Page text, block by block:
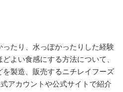
たり、水っぽかったりした経験
よい食感にする方法について、
製造、販売するニチレイフーズ
アカウントや公式サイトで紹介